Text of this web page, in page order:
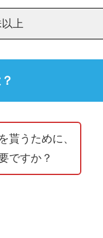
上
貰うために、
ですか？